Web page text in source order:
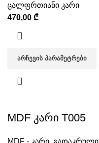
ცალფრთიანი კარი
470,00 ₾
ᲐᲠᲩᲔᲕᲘᲡ ᲞᲐᲠᲐᲛᲔᲢᲠᲔᲑᲘ
MDF კარი T005
MDF - კარი, გადაკრული